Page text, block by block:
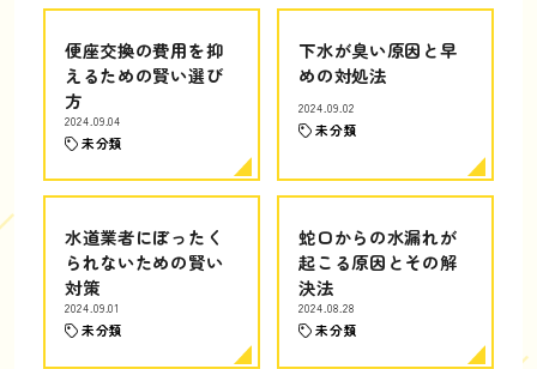
便座交換の費用を抑
えるための賢い選び
方
2024.09.04
未分類
下水が臭い原因と早
めの対処法
2024.09.02
未分類
水道業者にぼったく
られないための賢い
対策
2024.09.01
未分類
蛇口からの水漏れが
起こる原因とその解
決法
2024.08.28
未分類